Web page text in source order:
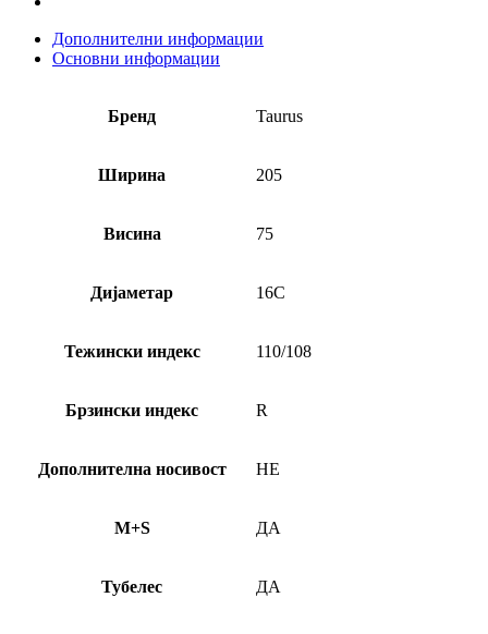
Дополнителни информации
Основни информации
Бренд Taurus
Ширина 205
Висина 75
Дијаметар 16C
Тежински индекс 110/108
Брзински индекс R
Дополнителна носивост НЕ
M+S ДА
Тубелес ДА